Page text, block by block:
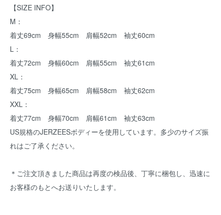
【SIZE INFO】
M：
着丈69cm 身幅55cm 肩幅52cm 袖丈60cm
L：
着丈72cm 身幅60cm 肩幅55cm 袖丈61cm
XL：
着丈75cm 身幅65cm 肩幅58cm 袖丈62cm
XXL：
着丈77cm 身幅70cm 肩幅61cm 袖丈63cm
US規格のJERZEESボディーを使用しています。多少のサイズ振
れはご了承ください。
＊ご注文頂きました商品は再度の検品後、丁寧に梱包し、迅速に
お客様のもとへお送りいたします。